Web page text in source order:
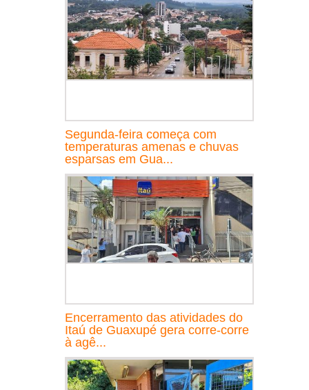
Segunda-feira começa com
temperaturas amenas e chuvas
esparsas em Gua...
Encerramento das atividades do
Itaú de Guaxupé gera corre-corre
à agê...